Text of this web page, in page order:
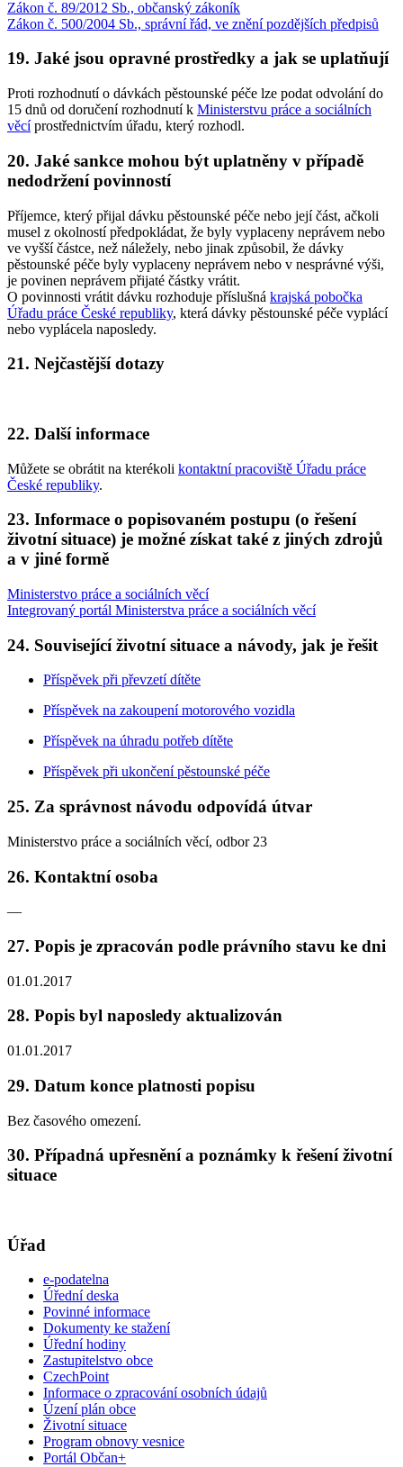
Zákon č. 89/2012 Sb., občanský zákoník
Zákon č. 500/2004 Sb., správní řád, ve znění pozdějších předpisů
19. Jaké jsou opravné prostředky a jak se uplatňují
Proti rozhodnutí o dávkách pěstounské péče lze podat odvolání do
15 dnů od doručení rozhodnutí k Ministerstvu práce a sociálních
věcíprostřednictvím úřadu, který rozhodl.
20. Jaké sankce mohou být uplatněny v případě
nedodržení povinností
Příjemce, který přijal dávku pěstounské péče nebo její část, ačkoli
musel z okolností předpokládat, že byly vyplaceny neprávem nebo
ve vyšší částce, než náležely, nebo jinak způsobil, že dávky
pěstounské péče byly vyplaceny neprávem nebo v nesprávné výši,
je povinen neprávem přijaté částky vrátit.
O povinnosti vrátit dávku rozhoduje příslušná krajská pobočka
Úřadu práce České republiky, která dávky pěstounské péče vyplácí
nebo vyplácela naposledy.
21. Nejčastější dotazy
22. Další informace
Můžete se obrátit na kterékoli kontaktní pracoviště Úřadu práce
České republiky.
23. Informace o popisovaném postupu (o řešení
životní situace) je možné získat také z jiných zdrojů
a v jiné formě
Ministerstvo práce a sociálních věcí
Integrovaný portál Ministerstva práce a sociálních věcí
24. Související životní situace a návody, jak je řešit
Příspěvek při převzetí dítěte
Příspěvek na zakoupení motorového vozidla
Příspěvek na úhradu potřeb dítěte
Příspěvek při ukončení pěstounské péče
25. Za správnost návodu odpovídá útvar
Ministerstvo práce a sociálních věcí, odbor 23
26. Kontaktní osoba
—
27. Popis je zpracován podle právního stavu ke dni
01.01.2017
28. Popis byl naposledy aktualizován
01.01.2017
29. Datum konce platnosti popisu
Bez časového omezení.
30. Případná upřesnění a poznámky k řešení životní
situace
Úřad
e-podatelna
Úřední deska
Povinné informace
Dokumenty ke stažení
Úřední hodiny
Zastupitelstvo obce
CzechPoint
Informace o zpracování osobních údajů
Úzení plán obce
Životní situace
Program obnovy vesnice
Portál Občan+